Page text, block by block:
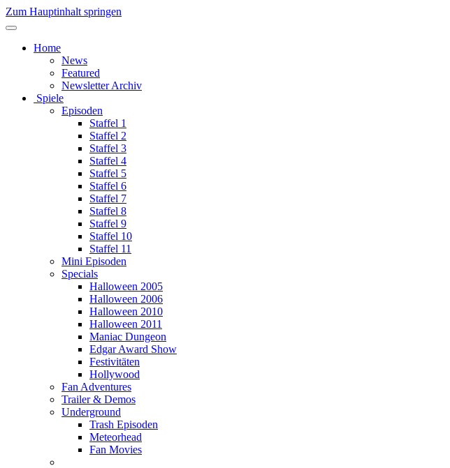
Zum Hauptinhalt springen
Home
News
Featured
Newsletter Archiv
Spiele
Episoden
Staffel 1
Staffel 2
Staffel 3
Staffel 4
Staffel 5
Staffel 6
Staffel 7
Staffel 8
Staffel 9
Staffel 10
Staffel 11
Mini Episoden
Specials
Halloween 2005
Halloween 2006
Halloween 2010
Halloween 2011
Maniac Dungeon
Edgar Award Show
Festivitäten
Hollywood
Fan Adventures
Trailer & Demos
Underground
Trash Episoden
Meteorhead
Fan Movies